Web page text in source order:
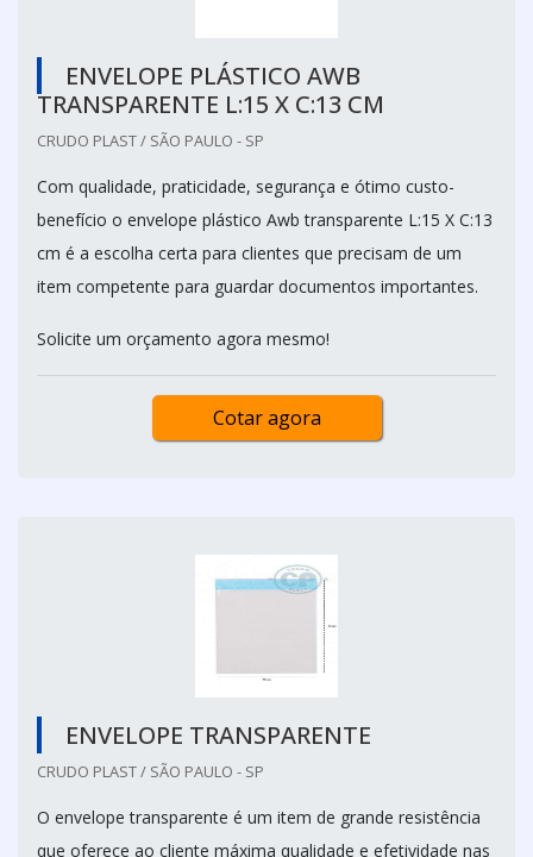
ENVELOPE PLÁSTICO AWB
TRANSPARENTE L:15 X C:13 CM
CRUDO PLAST / SÃO PAULO - SP
Com qualidade, praticidade, segurança e ótimo custo-
benefício o envelope plástico Awb transparente L:15 X C:13
cm é a escolha certa para clientes que precisam de um
item competente para guardar documentos importantes.
Solicite um orçamento agora mesmo!
Cotar agora
ENVELOPE TRANSPARENTE
CRUDO PLAST / SÃO PAULO - SP
O envelope transparente é um item de grande resistência
que oferece ao cliente máxima qualidade e efetividade nas